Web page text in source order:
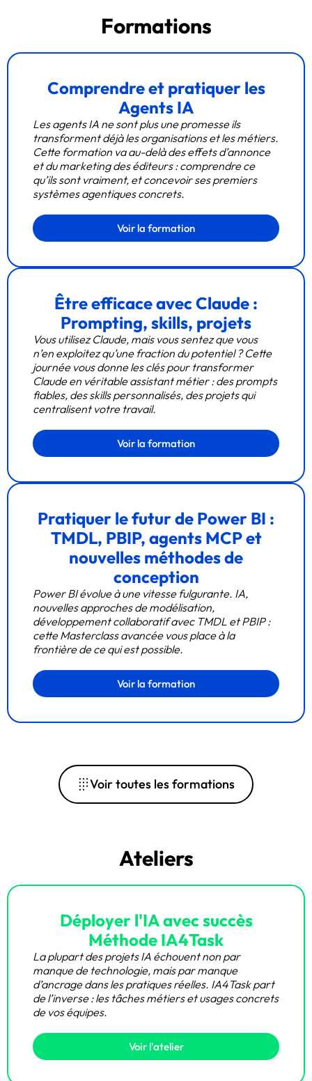
Formations
Comprendre et pratiquer les
Agents IA
Les agents IA ne sont plus une promesse ils
transforment déjà les organisations et les métiers.
Cette formation va au-delà des effets d’annonce
et du marketing des éditeurs : comprendre ce
qu’ils sont vraiment, et concevoir ses premiers
systèmes agentiques concrets.
Voir la formation
Être efficace avec Claude :
Prompting, skills, projets
Vous utilisez Claude, mais vous sentez que vous
n’en exploitez qu’une fraction du potentiel ? Cette
journée vous donne les clés pour transformer
Claude en véritable assistant métier : des prompts
fiables, des skills personnalisés, des projets qui
centralisent votre travail.
Voir la formation
Pratiquer le futur de Power BI :
TMDL, PBIP, agents MCP et
nouvelles méthodes de
conception
Power BI évolue à une vitesse fulgurante. IA,
nouvelles approches de modélisation,
développement collaboratif avec TMDL et PBIP :
cette Masterclass avancée vous place à la
frontière de ce qui est possible.
Voir la formation
Voir toutes les formations
Ateliers
Déployer l'IA avec succès
Méthode IA4Task
La plupart des projets IA échouent non par
manque de technologie, mais par manque
d’ancrage dans les pratiques réelles. IA4Task part
de l’inverse : les tâches métiers et usages concrets
de vos équipes.
Voir l'atelier